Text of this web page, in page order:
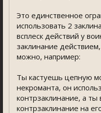
Это единственное
использовать 2
всплеск действий у
заклинание
можно, например:
Ты кастуешь цепную
некроманта, он
контрзаклинание, а
контрзаклинание на